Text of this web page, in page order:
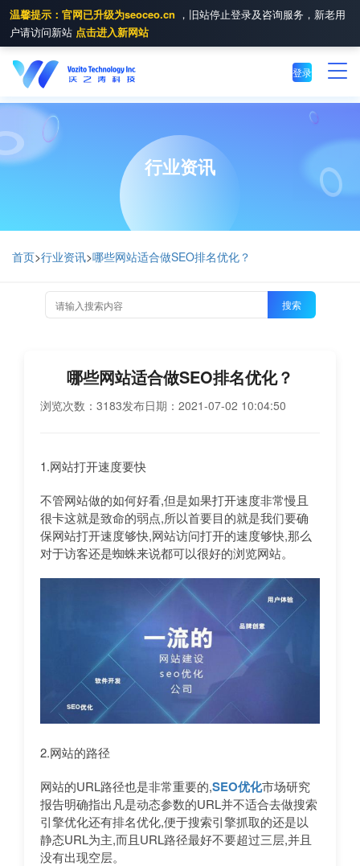
温馨提示：官网已升级为seoceo.cn ，旧站停止登录及咨询服务，新老用
户请访问新站 点击进入新网站
登录
行业资讯
首页>行业资讯>哪些网站适合做SEO排名优化？
搜索
哪些网站适合做SEO排名优化？
浏览次数：3183发布日期：2021-07-02 10:04:50
1.网站打开速度要快
不管网站做的如何好看,但是如果打开速度非常慢且
很卡这就是致命的弱点,所以首要目的就是我们要确
保网站打开速度够快,网站访问打开的速度够快,那么
对于访客还是蜘蛛来说都可以很好的浏览网站。
2.网站的路径
网站的URL路径也是非常重要的,SEO优化市场研究
报告明确指出凡是动态参数的URL并不适合去做搜索
引擎优化还有排名优化,便于搜索引擎抓取的还是以
静态URL为主,而且URL路径最好不要超过三层,并且
没有出现空层。